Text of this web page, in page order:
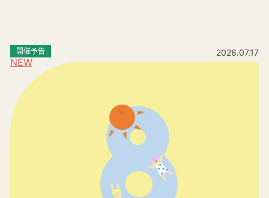
NEW
開催予告 2026.07.17